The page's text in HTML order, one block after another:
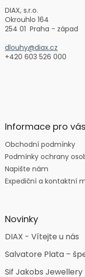
DIAX, s.r.o.
Okrouhlo 164
254 01 Praha - západ
dlouhy@diax.cz
+420 603 526 000
Informace pro vás
Obchodní podmínky
Podmínky ochrany
Napište nám
Expediční a kontaktní
Novinky
DIAX - Vítejte u nás
Salvatore Plata –
Sif Jakobs